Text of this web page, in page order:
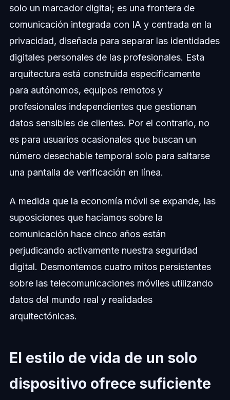
solo un marcador digital; es una frontera de
comunicación integrada con IA y centrada en la
privacidad, diseñada para separar las identidades
digitales personales de las profesionales. Esta
arquitectura está construida específicamente
para autónomos, equipos remotos y
profesionales independientes que gestionan
datos sensibles de clientes. Por el contrario, no
es para usuarios ocasionales que buscan un
número desechable temporal solo para saltarse
una pantalla de verificación en línea.
A medida que la economía móvil se expande, las
suposiciones que hacíamos sobre la
comunicación hace cinco años están
perjudicando activamente nuestra seguridad
digital. Desmontemos cuatro mitos persistentes
sobre las telecomunicaciones móviles utilizando
datos del mundo real y realidades
arquitectónicas.
El estilo de vida de un solo
dispositivo ofrece suficiente